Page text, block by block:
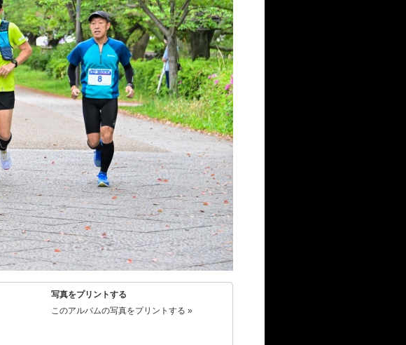
写真をプリントする
このアルバムの写真をプリントする »